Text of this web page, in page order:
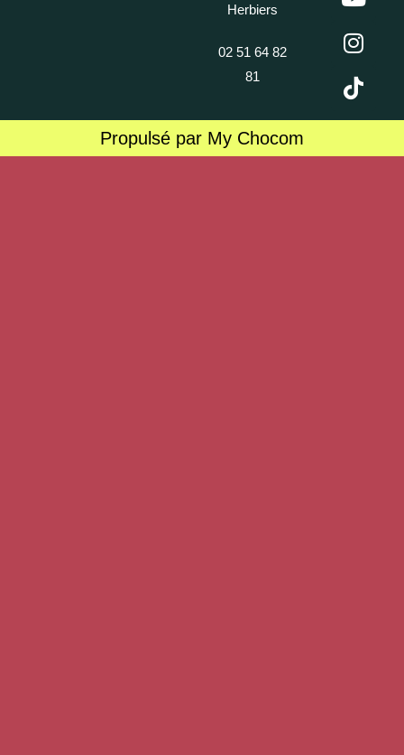
Herbiers
02 51 64 82
81
Propulsé par My Chocom